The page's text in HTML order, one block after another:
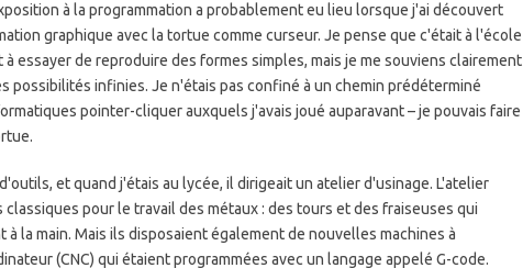
à la programmation a probablement eu lieu lorsque j'ai découvert
graphique avec la tortue comme curseur. Je pense que c'était à l'école
essayer de reproduire des formes simples, mais je me souviens clairement
possibilités infinies. Je n'étais pas confiné à un chemin prédéterminé
pointer-cliquer auxquels j'avais joué auparavant – je pouvais faire
et quand j'étais au lycée, il dirigeait un atelier d'usinage. L'atelier
pour le travail des métaux : des tours et des fraiseuses qui
la main. Mais ils disposaient également de nouvelles machines à
(CNC) qui étaient programmées avec un langage appelé G-code.